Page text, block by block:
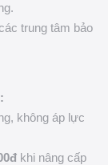
trung tâm bảo
không áp lực
khi nâng cấp